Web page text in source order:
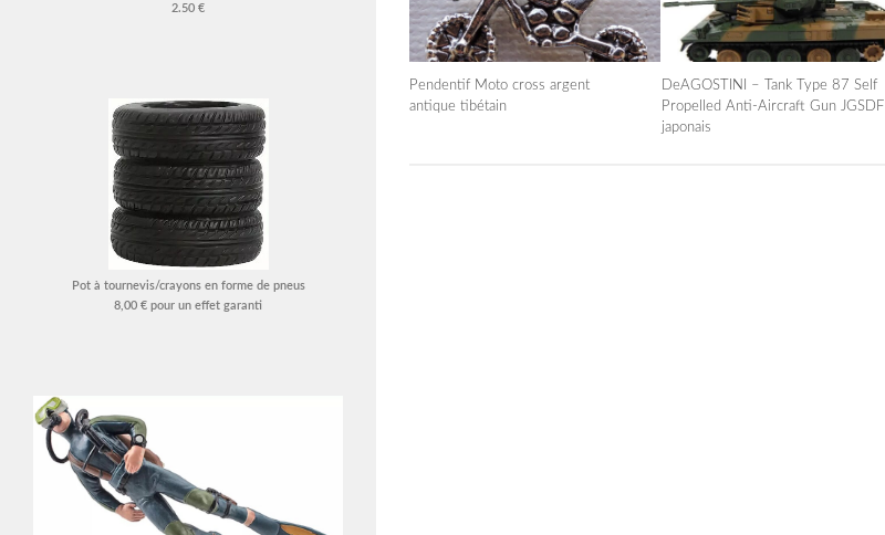
Pendentif Moto cross argent
antique tibétain
DeAGOSTINI – Tank Type 87 Self
Propelled Anti-Aircraft Gun JGSDF
japonais
2.50 €
Pot à tournevis/crayons en forme de pneus
8,00 € pour un effet garanti